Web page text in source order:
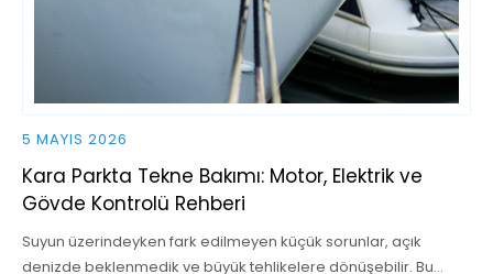
5 MAYIS 2026
Kara Parkta Tekne Bakımı: Motor, Elektrik ve
Gövde Kontrolü Rehberi
Suyun üzerindeyken fark edilmeyen küçük sorunlar, açık
denizde beklenmedik ve büyük tehlikelere dönüşebilir. Bu…